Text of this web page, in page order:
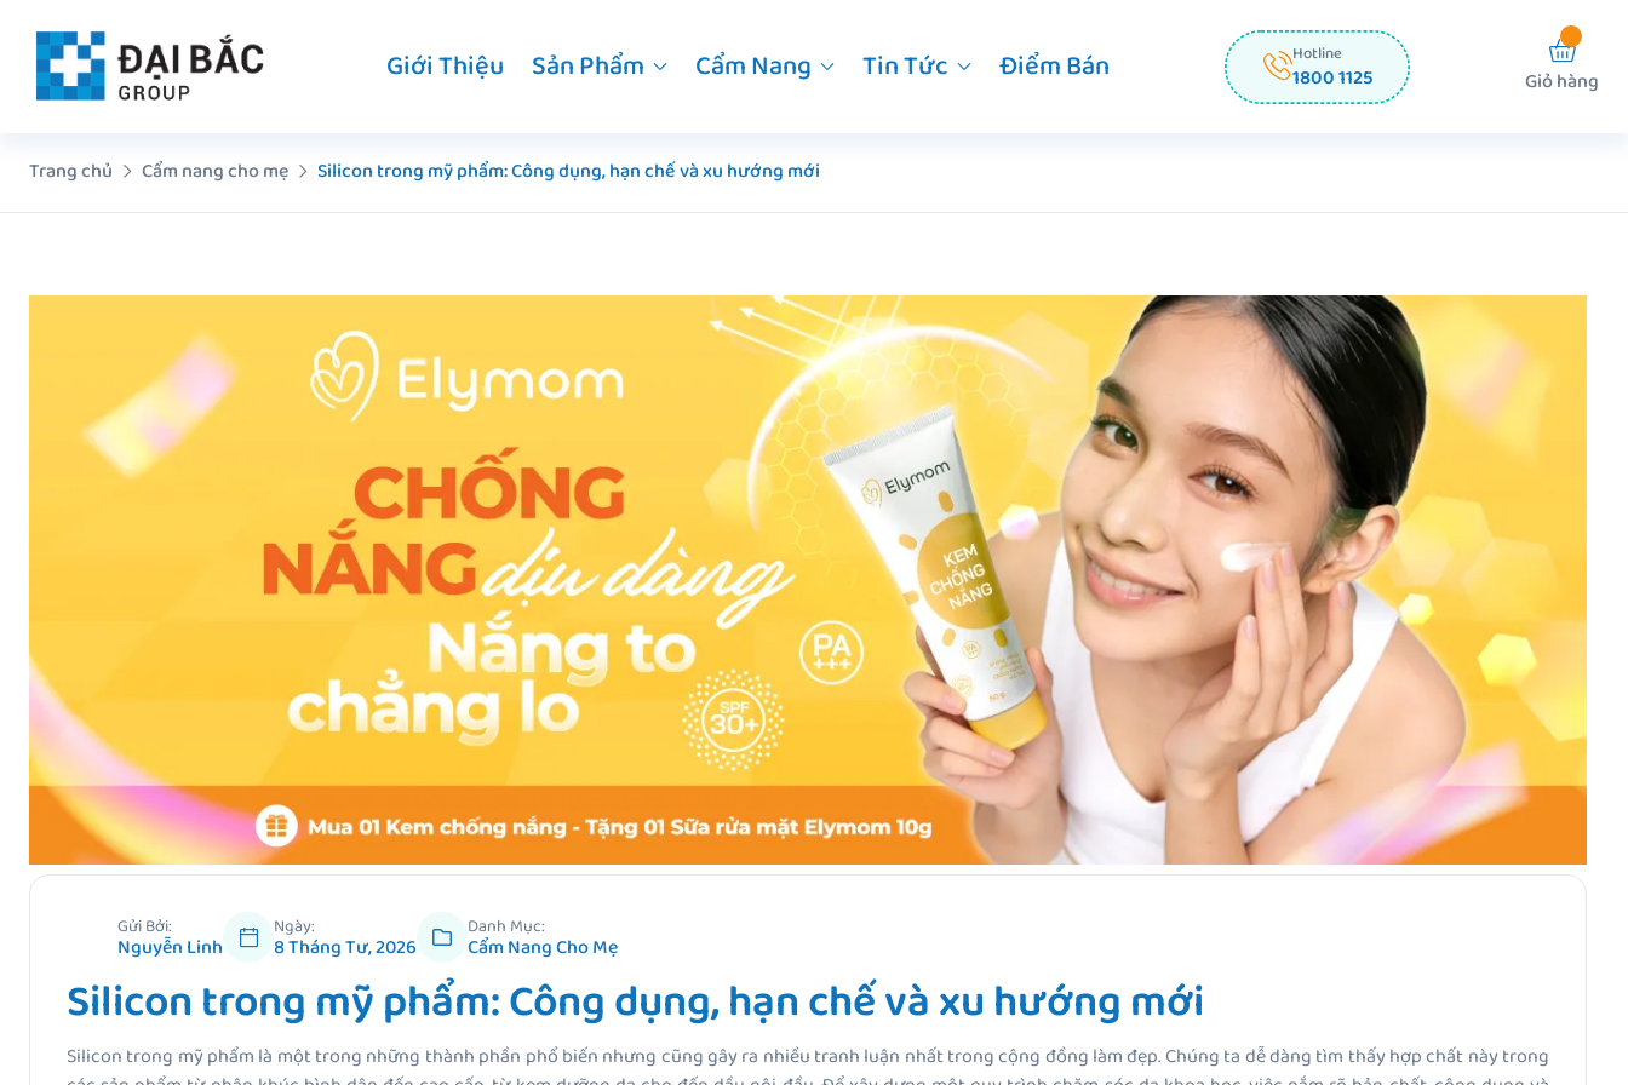
dung
Giới Thiệu Sản Phẩm Cẩm Nang Tin Tức Điểm Bán Hotline
1800 1125 Giỏ hàng
Trang chủ Cẩm nang cho mẹ Silicon trong mỹ phẩm: Công dụng, hạn chế và xu hướng mới
Gửi Bởi:
Nguyễn Linh
Ngày:
8 Tháng Tư, 2026
Danh Mục:
Cẩm Nang Cho Mẹ
Silicon trong mỹ phẩm: Công dụng, hạn chế và xu hướng mới
Silicon trong mỹ phẩm là một trong những thành phần phổ biến nhưng cũng gây ra nhiều tranh luận nhất trong cộng đồng làm đẹp. Chúng ta dễ dàng tìm thấy hợp chất này trong